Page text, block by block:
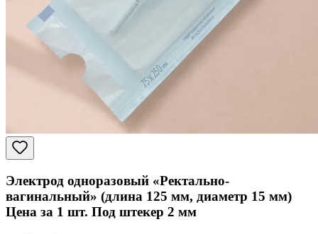
Электрод одноразовый «Ректально-
вагинальный» (длина 125 мм, диаметр 15 мм)
Цена за 1 шт. Под штекер 2 мм